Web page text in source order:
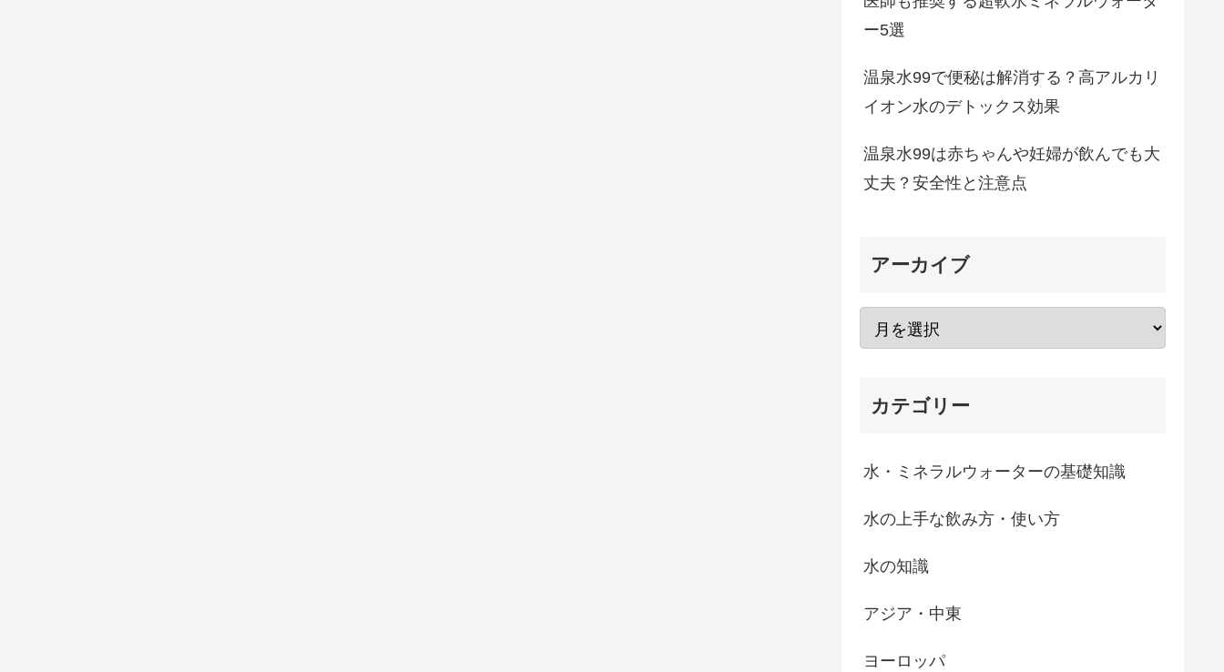
ー5選
温泉水99で便秘は解消する？高アルカリ
イオン水のデトックス効果
温泉水99は赤ちゃんや妊婦が飲んでも大
丈夫？安全性と注意点
アーカイブ
カテゴリー
水・ミネラルウォーターの基礎知識
水の上手な飲み方・使い方
水の知識
アジア・中東
ヨーロッパ